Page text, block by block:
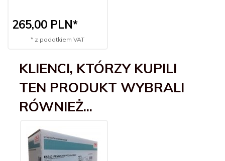
265,00 PLN*
* z podatkiem VAT
KLIENCI, KTÓRZY KUPILI
TEN PRODUKT WYBRALI
RÓWNIEŻ...